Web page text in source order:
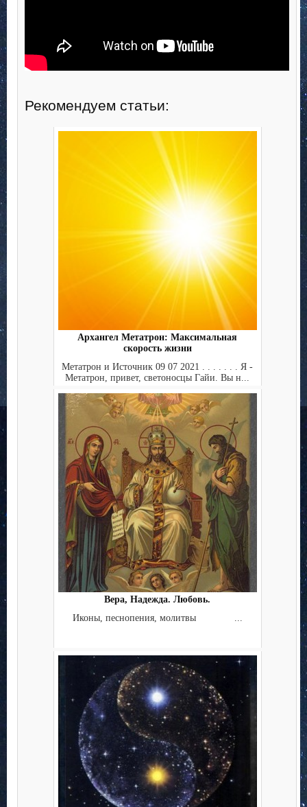
Рекомендуем статьи:
Архангел Метатрон: Максимальная
скорость жизни
Метатрон и Источник 09 07 2021 . . . . . . . Я -
Метатрон, привет, светоносцы Гайи. Вы н...
Вера, Надежда. Любовь.
Иконы, песнопения, молитвы ...